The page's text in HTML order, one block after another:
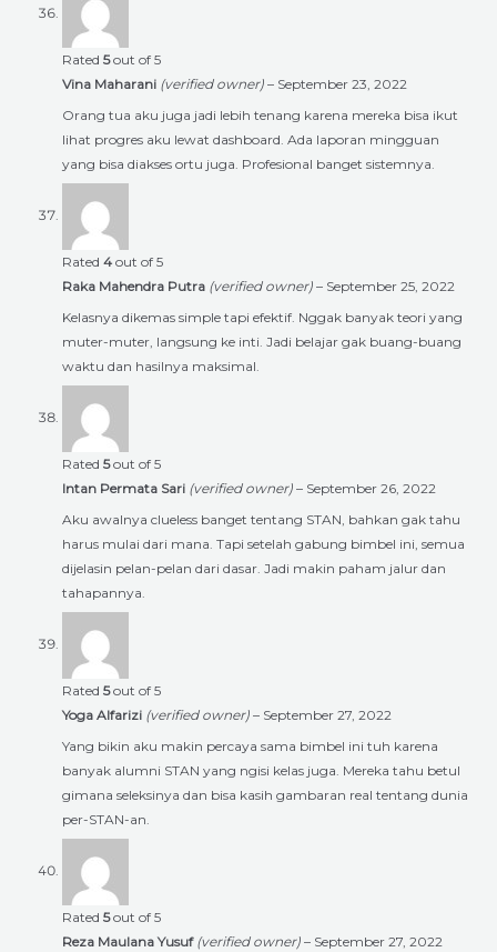
Rated 5out of 5
Vina Maharani (verified owner) – September 23, 2022
Orang tua aku juga jadi lebih tenang karena mereka bisa ikut
lihat progres aku lewat dashboard. Ada laporan mingguan
yang bisa diakses ortu juga. Profesional banget sistemnya.
Rated 4 out of 5
Raka Mahendra Putra (verified owner) – September 25, 2022
Kelasnya dikemas simple tapi efektif. Nggak banyak teori yang
muter-muter, langsung ke inti. Jadi belajar gak buang-buang
waktu dan hasilnya maksimal.
Rated 5out of 5
Intan Permata Sari (verified owner) – September 26, 2022
Aku awalnya clueless banget tentang STAN, bahkan gak tahu
harus mulai dari mana. Tapi setelah gabung bimbel ini, semua
dijelasin pelan-pelan dari dasar. Jadi makin paham jalur dan
tahapannya.
Rated 5out of 5
Yoga Alfarizi (verified owner) – September 27, 2022
Yang bikin aku makin percaya sama bimbel ini tuh karena
banyak alumni STAN yang ngisi kelas juga. Mereka tahu betul
gimana seleksinya dan bisa kasih gambaran real tentang dunia
per-STAN-an.
Rated 5out of 5
Reza Maulana Yusuf (verified owner) – September 27, 2022